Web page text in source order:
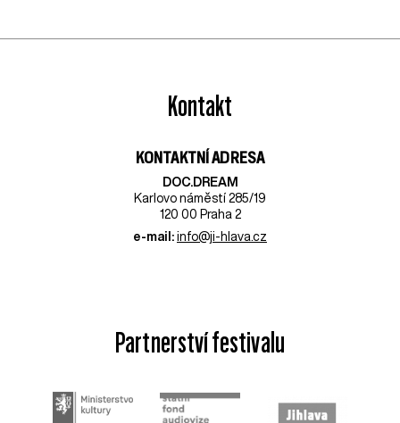
Kontakt
KONTAKTNÍ ADRESA
DOC.DREAM​
Karlovo náměstí 285/19
120 00 Praha 2
e-mail: info@ji-hlava.cz
Partnerství festivalu